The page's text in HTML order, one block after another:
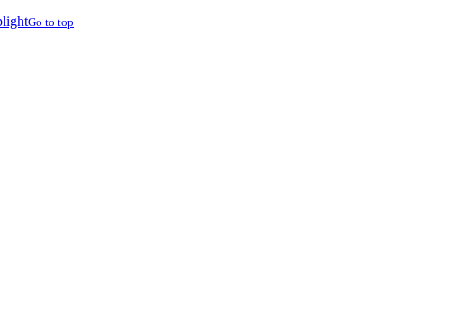
Go to top